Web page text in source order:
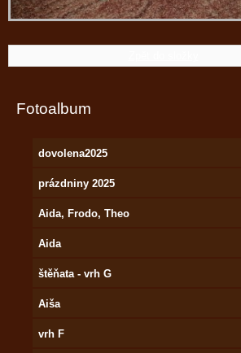
Fotoalbum
dovolena2025
prázdniny 2025
Aida, Frodo, Theo
Aida
štěňata - vrh G
Aiša
vrh F